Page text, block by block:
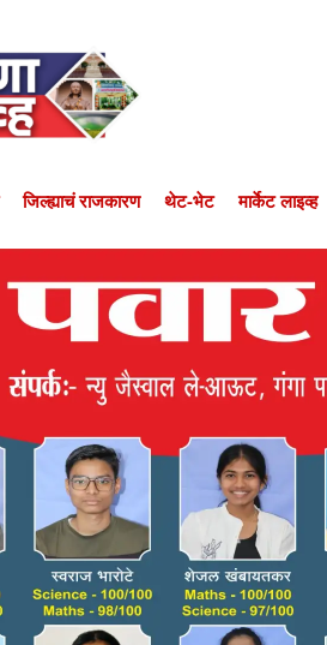
जिल्ह्याचं राजकारण थेट-भेट मार्केट लाइव्ह